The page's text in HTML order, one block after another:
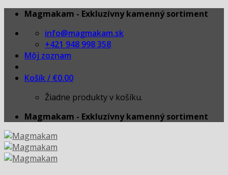
Skip
content
Magmakam - Exkluzívny kamenný sortiment
info@magmakam.sk
+421 948 998 358
Môj zoznam
Košík / €0.00
Žiadne produkty v košíku.
Magmakam - Exkluzívny kamenný sortiment